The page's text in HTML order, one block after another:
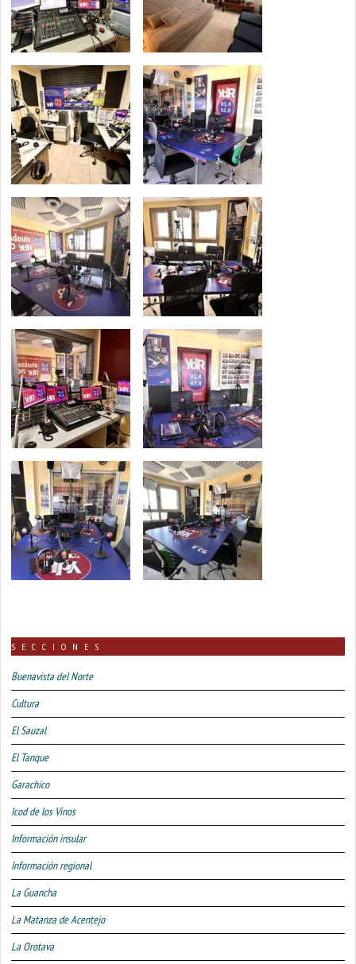
SECCIONES
Buenavista del Norte
Cultura
El Sauzal
El Tanque
Garachico
Icod de los Vinos
Información insular
Información regional
La Guancha
La Matanza de Acentejo
La Orotava